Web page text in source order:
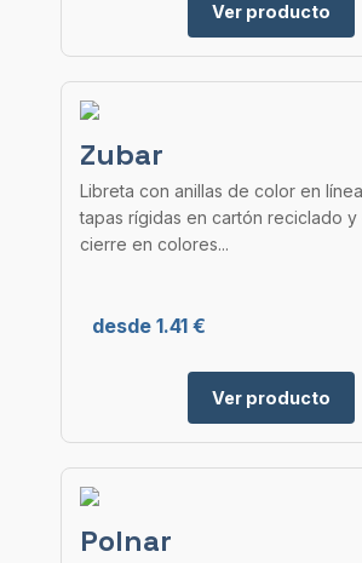
Ver producto
Zubar
Libreta con anillas de color en
tapas rígidas en cartón reciclado
cierre en colores...
desde 1.41 €
Ver producto
Polnar